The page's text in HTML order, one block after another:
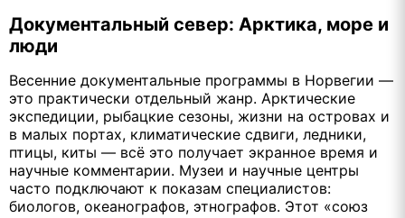
Документальный север: Арктика, море и
люди
Весенние документальные программы в Норвегии —
это практически отдельный жанр. Арктические
экспедиции, рыбацкие сезоны, жизни на островах и
в малых портах, климатические сдвиги, ледники,
птицы, киты — всё это получает экранное время и
научные комментарии. Музеи и научные центры
часто подключают к показам специалистов:
биологов, океанографов, этнографов. Этот «союз